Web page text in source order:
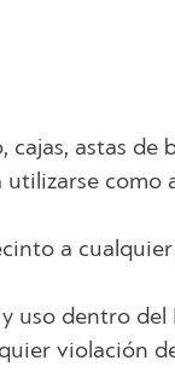
astas
como
a
uso dentro
violación